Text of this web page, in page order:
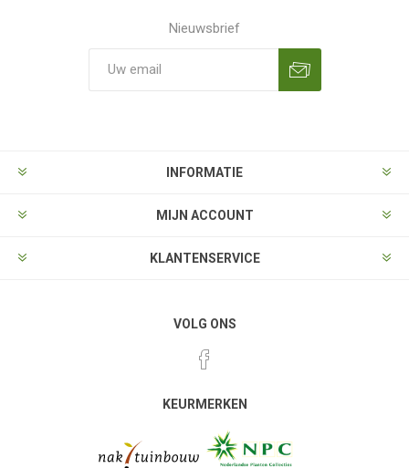
Nieuwsbrief
INFORMATIE
MIJN ACCOUNT
KLANTENSERVICE
VOLG ONS
KEURMERKEN